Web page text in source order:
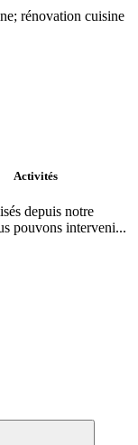
rénovation cuisine
Activités
depuis notre
pouvons interveni...